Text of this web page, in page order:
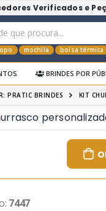
Verificados e
mochila bolsa térmica
BRINDES POR
PRATIC BRINDES KIT
7447